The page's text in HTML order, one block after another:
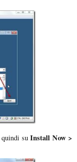
quindi su Install Now >